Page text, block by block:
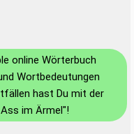
online Wörterbuch
Wortbedeutungen
hast Du mit der
im Ärmel"!